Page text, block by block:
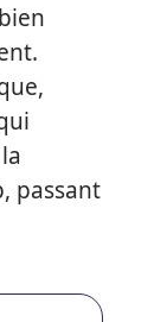
passant